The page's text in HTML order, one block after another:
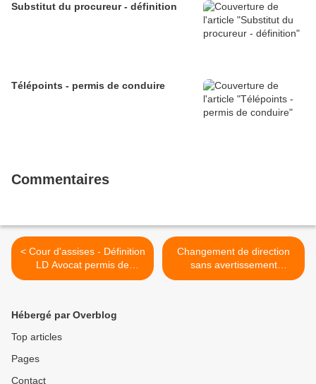
Substitut du procureur - définition
Télépoints - permis de conduire
Commentaires
< Cour d'assises - Définition
LD Avocat permis de
conduire
Changement de direction
sans avertissement
préalable -LD Avocat
Hébergé par Overblog
Top articles
Pages
Contact